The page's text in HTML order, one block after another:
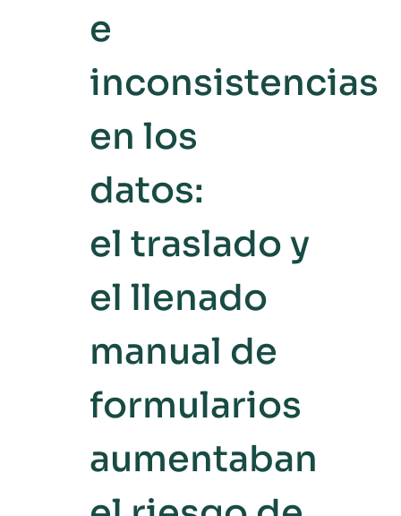
e
inconsistencias
en los
datos:
el traslado y
el llenado
manual de
formularios
aumentaban